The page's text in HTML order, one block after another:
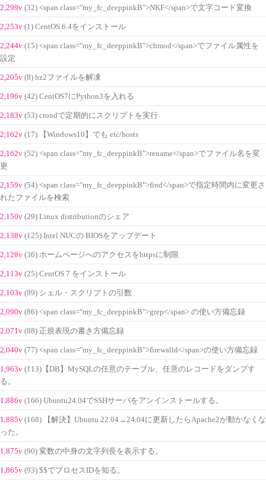
2,299v (32) <span class="my_fc_deeppinkB">NKF</span>で文字コード変換
2,253v (1) CentOS 6.4をインストール
2,244v (15) <span class="my_fc_deeppinkB">chmod</span>でファイル属性を
設定
2,205v (8) bz2ファイルを解凍
2,196v (42) CentOS7にPython3を入れる
2,183v (53) crondで定期的にスクリプトを実行
2,162v (17) 【Windows10】でも etc/hosts
2,162v (52) <span class="my_fc_deeppinkB">rename</span>でファイル名を変
更
2,159v (54) <span class="my_fc_deeppinkB">find</span>で指定時間内に変更さ
れたファイルを検索
2,150v (29) Linux distributionのシェア
2,138v (125) Intel NUCの BIOSをアップデート
2,128v (36) ホームページへのアクセスをhttpsに制限
2,113v (25) CentOS 7 をインストール
2,103v (89) シェル・スクリプトの引数
2,090v (86) <span class="my_fc_deeppinkB">grep</span> の使い方備忘録
2,071v (88) 正規表現の書き方備忘録
2,040v (77) <span class="my_fc_deeppinkB">firewalld</span>の使い方備忘録
1,963v (113)【DB】MySQLの任意のテーブル、任意のレコードをダンプす
る。
1,886v (166) Ubuntu24.04でSSHサーバをアンインストールする。
1,885v (168) 【解決】Ubuntu 22.04→24.04に更新したらApache2が動かなくな
った。
1,875v (90) 変数の中身の文字列長を表示する。
1,865v (93) $$でプロセスIDを知る。